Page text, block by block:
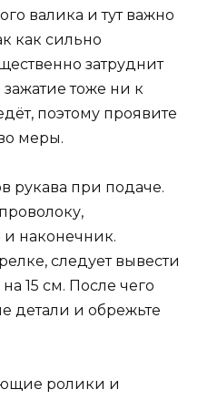
валика и тут важно
как сильно
затруднит
тоже ни к
поэтому проявите
меры.
рукава при подаче.
и наконечник.
следует вывести
15 см. После чего
детали и обрежьте
ролики и